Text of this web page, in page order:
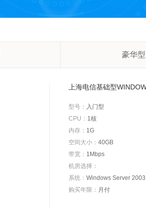
豪华型
上海电信基础型
型号： 入门型
CPU： 1核
内存： 1G
空间大小： 40GB
带宽： 1Mbps
机房选择：
系统： Windows Server
购买年限： 月付